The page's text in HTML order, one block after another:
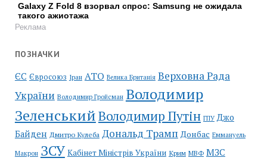
Galaxy Z Fold 8 взорвал спрос: Samsung не ожидала
такого ажиотажа
Реклама
ПОЗНАЧКИ
ЄС Євросоюз Іран АТО Велика Британія Верховна Рада
України Володимир Гройсман Володимир
ЗеленськийВолодимир Путін ГПУ Джо
Байден Дмитро Кулеба Дональд Трамп Донбас Еммануель
Макрон ЗСУ Кабінет Міністрів України Крим МВФ МЗС